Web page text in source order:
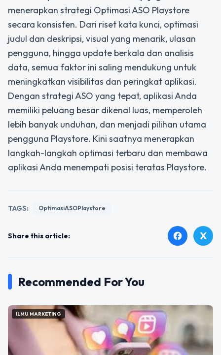
menerapkan strategi Optimasi ASO Playstore
secara konsisten. Dari riset kata kunci, optimasi
judul dan deskripsi, visual yang menarik, ulasan
pengguna, hingga update berkala dan analisis
data, semua faktor ini saling mendukung untuk
meningkatkan visibilitas dan peringkat aplikasi.
Dengan strategi ASO yang tepat, aplikasi Anda
memiliki peluang besar dikenal luas, memperoleh
lebih banyak unduhan, dan menjadi pilihan utama
pengguna Playstore. Kini saatnya menerapkan
langkah-langkah optimasi terbaru dan membawa
aplikasi Anda menempati posisi teratas Playstore.
TAGS: OptimasiASOPlaystore
Share this article: facebook X
Recommended For You
ILMU MARKETING